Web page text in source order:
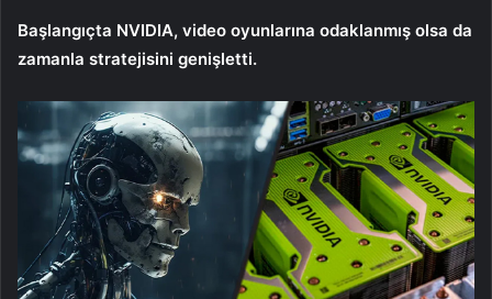
Başlangıçta NVIDIA, video oyunlarına odaklanmış olsa da
zamanla stratejisini genişletti.